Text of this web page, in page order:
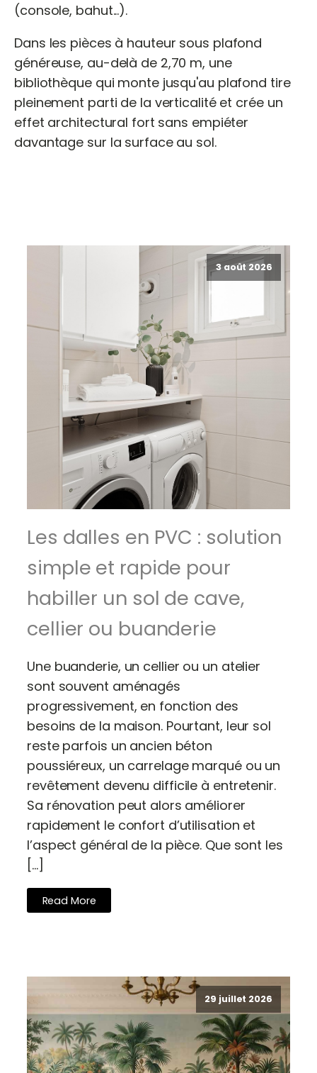
(console, bahut...).
Dans les pièces à hauteur sous plafond
généreuse, au-delà de 2,70 m, une
bibliothèque qui monte jusqu'au plafond tire
pleinement parti de la verticalité et crée un
effet architectural fort sans empiéter
davantage sur la surface au sol.
3 août 2026
Les dalles en PVC : solution
simple et rapide pour
habiller un sol de cave,
cellier ou buanderie
Une buanderie, un cellier ou un atelier
sont souvent aménagés
progressivement, en fonction des
besoins de la maison. Pourtant, leur sol
reste parfois un ancien béton
poussiéreux, un carrelage marqué ou un
revêtement devenu difficile à entretenir.
Sa rénovation peut alors améliorer
rapidement le confort d’utilisation et
l’aspect général de la pièce. Que sont les
[…]
Read More
29 juillet 2026